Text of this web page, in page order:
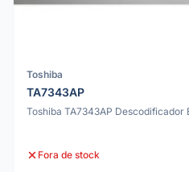
Toshiba
TA7343AP
Toshiba TA7343AP Descodificador
Fora de stock